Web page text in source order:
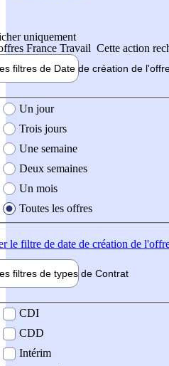
uniquement
France Travail Cette action
filtres de Date de création de
création de l'offre
Un jour
Trois jours
Une semaine
Deux semaines
Un mois
Toutes les offres
le filtre de date de création de
filtres de types de Contrat
contrat
CDI
CDD
Intérim